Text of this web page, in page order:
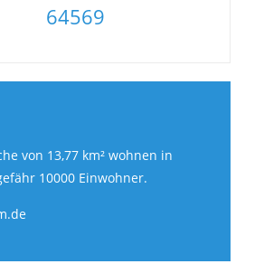
64569
von 13,77 km² wohnen in
10000 Einwohner.